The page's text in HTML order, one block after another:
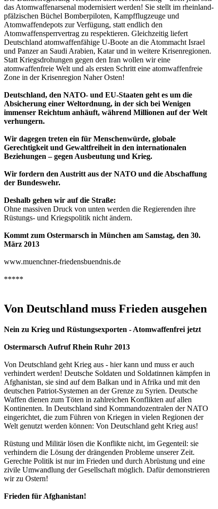
das Atomwaffenarsenal modernisiert werden! Sie stellt im rheinland-
pfälzischen Büchel Bomberpiloten, Kampfflugzeuge und
Atomwaffendepots zur Verfügung, statt endlich den
Atomwaffensperrvertrag zu respektieren. Gleichzeitig liefert
Deutschland atomwaffenfähige U-Boote an die Atommacht Israel
und Panzer an Saudi Arabien, Katar und in weitere Krisenregionen.
Statt Kriegsdrohungen gegen den Iran wollen wir eine
atomwaffenfreie Welt und als ersten Schritt eine atomwaffenfreie
Zone in der Krisenregion Naher Osten!
Deutschland, den NATO- und EU-Staaten geht es um die
Absicherung einer Weltordnung, in der sich bei Wenigen
immenser Reichtum anhäuft, während Millionen auf der Welt
verhungern.
Wir dagegen treten ein für Menschenwürde, globale
Gerechtigkeit und Gewaltfreiheit in den internationalen
Beziehungen – gegen Ausbeutung und Krieg.
Wir fordern den Austritt aus der NATO und die Abschaffung
der Bundeswehr.
Deshalb gehen wir auf die Straße:
Ohne massiven Druck von unten werden die Regierenden ihre
Rüstungs- und Kriegspolitik nicht ändern.
Kommt zum Ostermarsch in München am Samstag, den 30.
März 2013
www.muenchner-friedensbuendnis.de
*****
Von Deutschland muss Frieden ausgehen
Nein zu Krieg und Rüstungsexporten - Atomwaffenfrei jetzt
Ostermarsch Aufruf Rhein Ruhr 2013
Von Deutschland geht Krieg aus - hier kann und muss er auch
verhindert werden! Deutsche Soldaten und Soldatinnen kämpfen in
Afghanistan, sie sind auf dem Balkan und in Afrika und mit den
deutschen Patriot-Systemen an der Grenze zu Syrien. Deutsche
Waffen dienen zum Töten in zahlreichen Konflikten auf allen
Kontinenten. In Deutschland sind Kommandozentralen der NATO
eingerichtet, die zum Führen von Kriegen in vielen Regionen der
Welt genutzt werden können: Von Deutschland geht Krieg aus!
Rüstung und Militär lösen die Konflikte nicht, im Gegenteil: sie
verhindern die Lösung der drängenden Probleme unserer Zeit.
Gerechte Politik ist nur im Frieden und durch Abrüstung und eine
zivile Umwandlung der Gesellschaft möglich. Dafür demonstrieren
wir zu Ostern!
Frieden für Afghanistan!